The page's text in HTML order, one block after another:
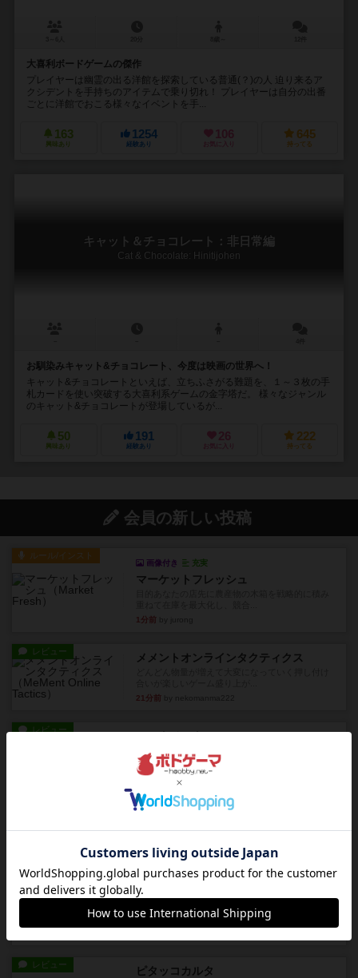
大喜利ボードゲームの傑作
プレイヤーは幽霊の出る洋館を探索している普通(？)の人 迫り来るア
クシデントを手持ちのアイテムで乗り切れ！ プレイヤーは自分の出番
ごとに洋館でおこる様々なイベントを手...
163
興味あり
1254
経験あり
106
お気に入り
645
持ってる
キャット＆チョコレート：非日常編
Cat & Chocolate: Hinitijohen
お馴染みキャット&チョコレート、今度は映画の世界へ！
キャット&チョコレートといえば、立ちふさがる難題を、１～３枚の手
札カードを使い突破する大喜利系ゲームの金字塔だ。 様々なジャンル
のキャット&チョコレートが登場しているが...
50
興味あり
191
経験あり
26
お気に入り
222
持ってる
会員の新しい投稿
ルール/インスト
画像付き 充実
マーケットフレッシュ
1分前
レビュー メメントオンラインタクティクス
21分前
レビュー ヘックメック
かれたダイス。これを振っ...
約2時間前 by みいやん
ハゲタカのえじき
超有名なゲームですが、初めてプレイしました。1
約2時間前 by みいやん
レビュー ジャスト・ワン
まぁ面白かった‼️よくテレビとかのバラエティなん
かで、お題がわからずに...
レビュー ピタッコカルタ